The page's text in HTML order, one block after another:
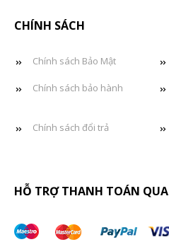
CHÍNH SÁCH
Chính sách Bảo Mật
Chính sách bảo hành
Chính sách đổi trả
HỖ TRỢ THANH TOÁN QUA